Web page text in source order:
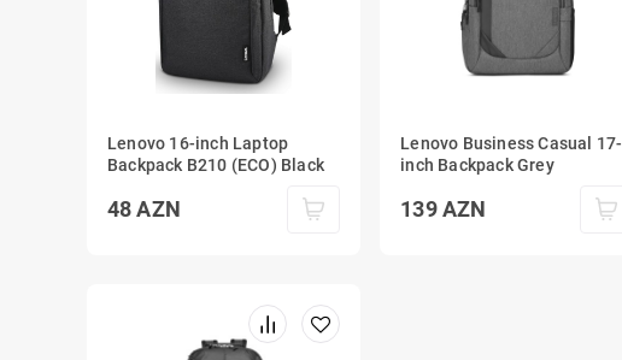
Lenovo 16-inch Laptop
Backpack B210 (ECO) Black
48 AZN
Lenovo Business Casual 17-
inch Backpack Grey
139 AZN